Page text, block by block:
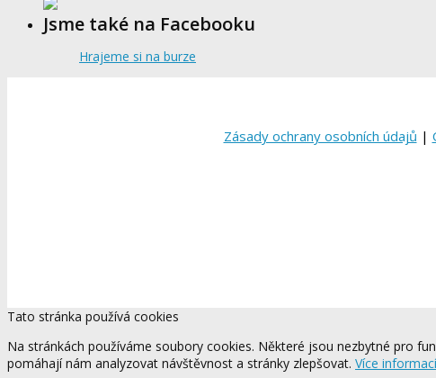
Jsme také na Facebooku
Hrajeme si na burze
Zásady ochrany osobních údajů |
Tato stránka používá cookies
Na stránkách používáme soubory cookies. Některé jsou nezbytné pro
pomáhají nám analyzovat návštěvnost a stránky zlepšovat. Více informací